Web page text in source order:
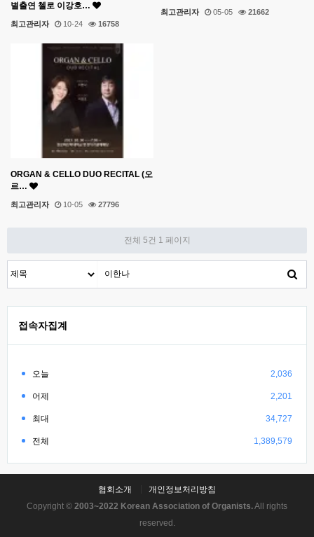
별출연 첼로 이강호…
최고관리자 10-24 16758
최고관리자 05-05 21662
ORGAN & CELLO DUO RECITAL (오
르…
최고관리자 10-05 27796
전체 5건 1 페이지
접속자집계
오늘 2,036
어제 2,201
최대 34,727
전체 1,389,579
협회소개
개인정보처리방침
Copyright © 2003~2022 Korean Association of Organists.All rights
reserved.